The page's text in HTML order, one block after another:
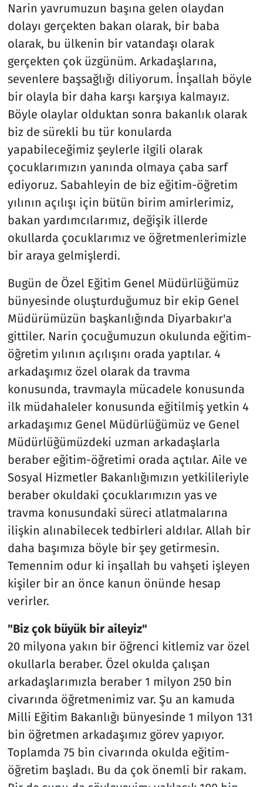
Narin yavrumuzun başına gelen olaydan
dolayı gerçekten bakan olarak, bir baba
olarak, bu ülkenin bir vatandaşı olarak
gerçekten çok üzgünüm. Arkadaşlarına,
sevenlere başsağlığı diliyorum. İnşallah böyle
bir olayla bir daha karşı karşıya kalmayız.
Böyle olaylar olduktan sonra bakanlık olarak
biz de sürekli bu tür konularda
yapabileceğimiz şeylerle ilgili olarak
çocuklarımızın yanında olmaya çaba sarf
ediyoruz. Sabahleyin de biz eğitim-öğretim
yılının açılışı için bütün birim amirlerimiz,
bakan yardımcılarımız, değişik illerde
okullarda çocuklarımız ve öğretmenlerimizle
bir araya gelmişlerdi.
Bugün de Özel Eğitim Genel Müdürlüğümüz
bünyesinde oluşturduğumuz bir ekip Genel
Müdürümüzün başkanlığında Diyarbakır'a
gittiler. Narin çocuğumuzun okulunda eğitim-
öğretim yılının açılışını orada yaptılar. 4
arkadaşımız özel olarak da travma
konusunda, travmayla mücadele konusunda
ilk müdahaleler konusunda eğitilmiş yetkin 4
arkadaşımız Genel Müdürlüğümüz ve Genel
Müdürlüğümüzdeki uzman arkadaşlarla
beraber eğitim-öğretimi orada açtılar. Aile ve
Sosyal Hizmetler Bakanlığımızın yetkilileriyle
beraber okuldaki çocuklarımızın yas ve
travma konusundaki süreci atlatmalarına
ilişkin alınabilecek tedbirleri aldılar. Allah bir
daha başımıza böyle bir şey getirmesin.
Temennim odur ki inşallah bu vahşeti işleyen
kişiler bir an önce kanun önünde hesap
verirler.
"Biz çok büyük bir aileyiz"
20 milyona yakın bir öğrenci kitlemiz var özel
okullarla beraber. Özel okulda çalışan
arkadaşlarımızla beraber 1 milyon 250 bin
civarında öğretmenimiz var. Şu an kamuda
Milli Eğitim Bakanlığı bünyesinde 1 milyon 131
bin öğretmen arkadaşımız görev yapıyor.
Toplamda 75 bin civarında okulda eğitim-
öğretim başladı. Bu da çok önemli bir rakam.